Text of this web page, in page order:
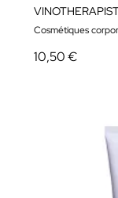
Cosmétiques
10,50 €